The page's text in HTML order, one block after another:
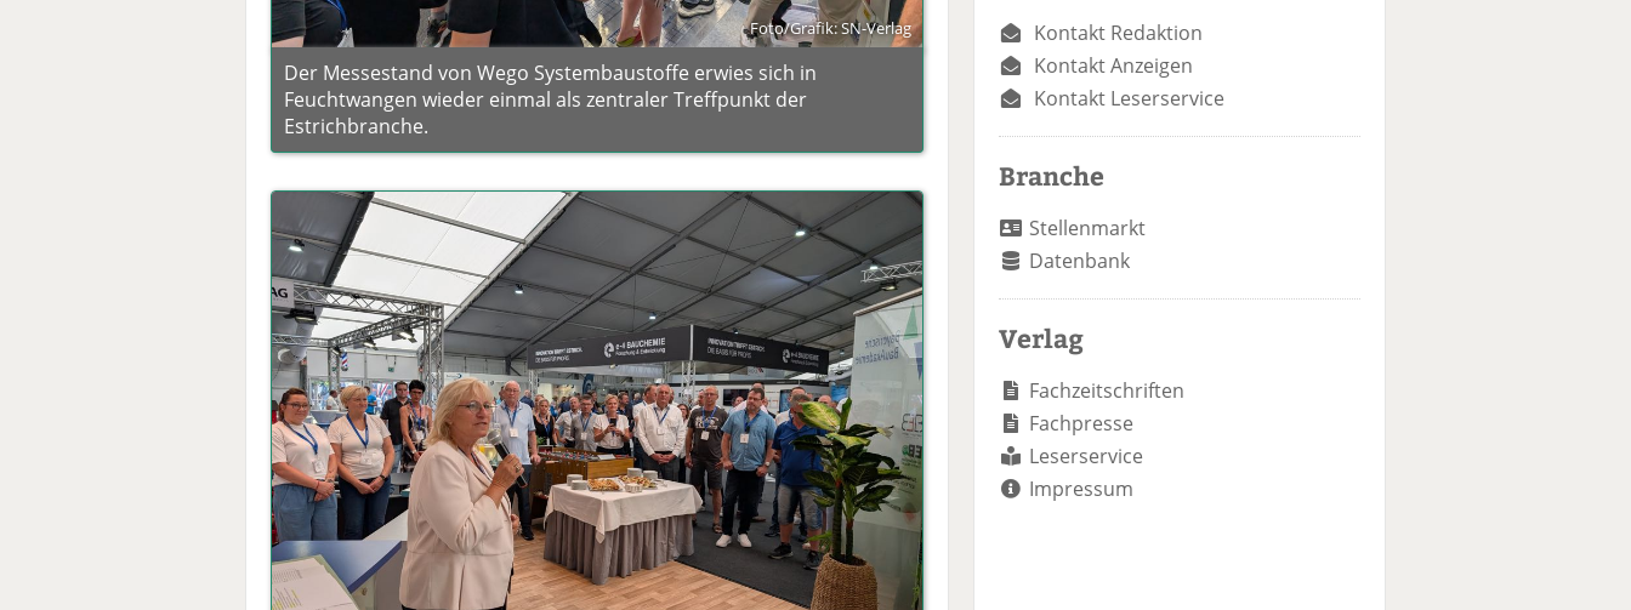
Foto/Grafik: SN-Verlag
Der Messestand von Wego Systembaustoffe erwies sich in
Feuchtwangen wieder einmal als zentraler Treffpunkt der
Estrichbranche.
Kontakt Redaktion
Kontakt Anzeigen
Kontakt Leserservice
Branche
Stellenmarkt
Datenbank
Verlag
Fachzeitschriften
Fachpresse
Leserservice
Impressum